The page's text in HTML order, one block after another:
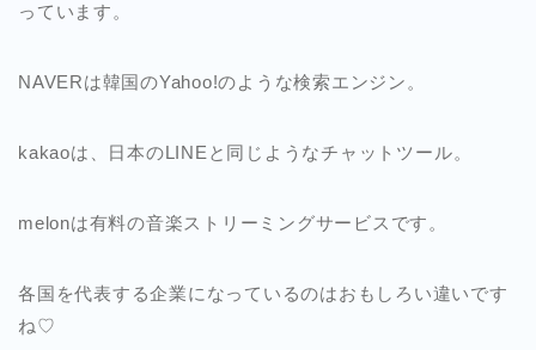
っています。
NAVERは韓国のYahoo!のような検索エンジン。
kakaoは、日本のLINEと同じようなチャットツール。
melonは有料の音楽ストリーミングサービスです。
各国を代表する企業になっているのはおもしろい違いです
ね♡